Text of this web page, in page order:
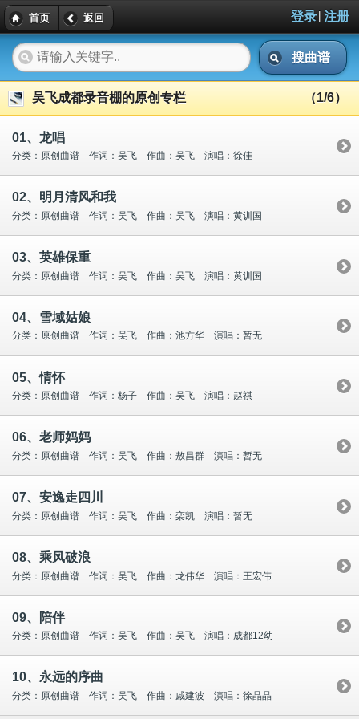
首页 返回 登录| 注册
搜曲谱
吴飞成都录音棚的原创专栏 （1/6）
01、龙唱
分类：原创曲谱 作词：吴飞 作曲：吴飞 演唱：徐佳
02、明月清风和我
分类：原创曲谱 作词：吴飞 作曲：吴飞 演唱：黄训国
03、英雄保重
分类：原创曲谱 作词：吴飞 作曲：吴飞 演唱：黄训国
04、雪域姑娘
分类：原创曲谱 作词：吴飞 作曲：池方华 演唱：暂无
05、情怀
分类：原创曲谱 作词：杨子 作曲：吴飞 演唱：赵祺
06、老师妈妈
分类：原创曲谱 作词：吴飞 作曲：敖昌群 演唱：暂无
07、安逸走四川
分类：原创曲谱 作词：吴飞 作曲：栾凯 演唱：暂无
08、乘风破浪
分类：原创曲谱 作词：吴飞 作曲：龙伟华 演唱：王宏伟
09、陪伴
分类：原创曲谱 作词：吴飞 作曲：吴飞 演唱：成都12幼
10、永远的序曲
分类：原创曲谱 作词：吴飞 作曲：戚建波 演唱：徐晶晶